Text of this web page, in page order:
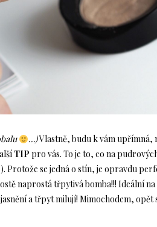
…)Vlastně, budu k vám upřímná,
TIP pro vás. To je to, co na
Protože se jedná o stín, je opravdu
naprostá třpytivá bomba!!! Ideální
a třpyt milují! Mimochodem, opět